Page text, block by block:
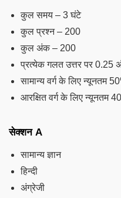
कुल समय – 3 घंटे
कुल प्रश्न – 200
कुल अंक – 200
प्रत्येक गलत उत्तर पर 0.25
सामान्य वर्ग के लिए न्यूनतम
आरक्षित वर्ग के लिए न्यूनतम
सेक्शन A
सामान्य ज्ञान
हिन्दी
अंग्रेजी